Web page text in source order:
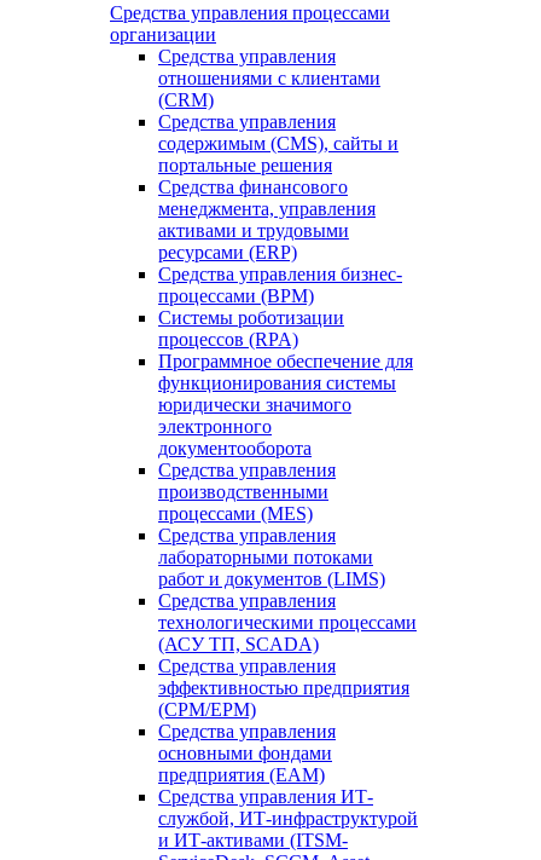
Средства управления процессами
организации
Средства управления
отношениями с клиентами
(CRM)
Средства управления
содержимым (CMS), сайты и
портальные решения
Средства финансового
менеджмента, управления
активами и трудовыми
ресурсами (ERP)
Средства управления бизнес-
процессами (BPM)
Системы роботизации
процессов (RPA)
Программное обеспечение для
функционирования системы
юридически значимого
электронного
документооборота
Средства управления
производственными
процессами (MES)
Средства управления
лабораторными потоками
работ и документов (LIMS)
Средства управления
технологическими процессами
(АСУ ТП, SCADA)
Средства управления
эффективностью предприятия
(CPM/EPM)
Средства управления
основными фондами
предприятия (EAM)
Средства управления ИТ-
службой, ИТ-инфраструктурой
и ИТ-активами (ITSM-